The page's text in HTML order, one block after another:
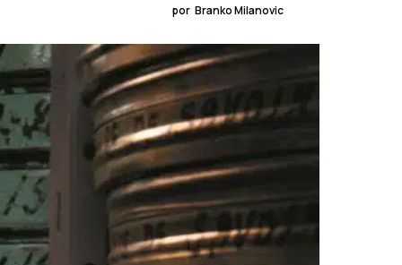
por Branko Milanovic